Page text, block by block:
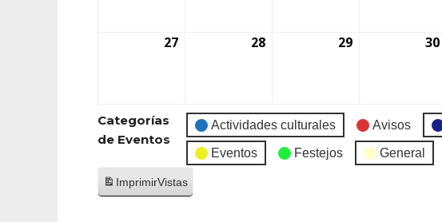
27 28 29 30
Categorías
de Eventos
Actividades culturales Avisos
Eventos Festejos General
ImprimirVistas